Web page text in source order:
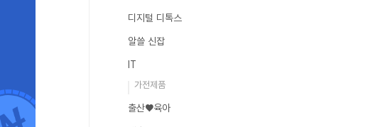
디지털 디톡스
알쓸 신잡
IT
가전제품
출산♥육아